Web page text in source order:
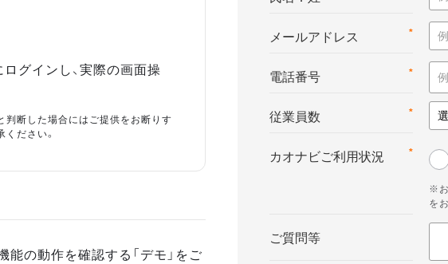
グインし、実際の画面操
判断した場合にはご提供をお断りす
ださい。
の動作を確認する「デモ」をご
*
メールアドレス
*
電話番号
*
従業員数
*
カオナビご利用状況
※お
を
ご質問等